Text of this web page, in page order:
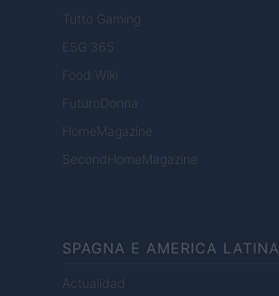
Tutto Gaming
ESG 365
Food Wiki
FuturoDonna
HomeMagazine
SecondHomeMagazine
SPAGNA E AMERICA LATINA
Actualidad